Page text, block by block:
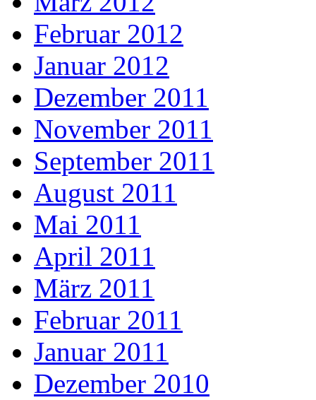
Februar 2012
Januar 2012
Dezember 2011
November 2011
September 2011
August 2011
Mai 2011
April 2011
März 2011
Februar 2011
Januar 2011
Dezember 2010